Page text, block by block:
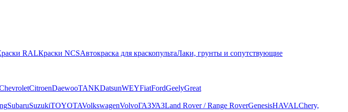
RALКраски NCSАвтокраска для краскопультаЛаки, грунты и сопутствующие
CitroenDaewooTANKDatsunWEYFiatFordGeelyGreat
SubaruSuzukiTOYOTAVolkswagenVolvoГАЗУАЗLand Rover / Range RoverGenesisHAVALChery,